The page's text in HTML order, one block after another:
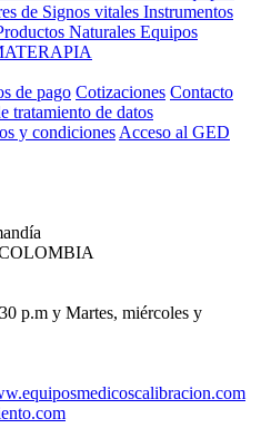
de Signos vitales Instrumentos
Naturales Equipos
de pago Cotizaciones Contacto
tratamiento de datos
y condiciones Acceso al GED
p.m y Martes, miércoles y